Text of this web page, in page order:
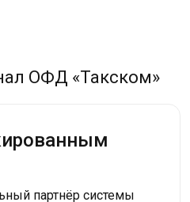
ОФД «Такском»
партнёр системы